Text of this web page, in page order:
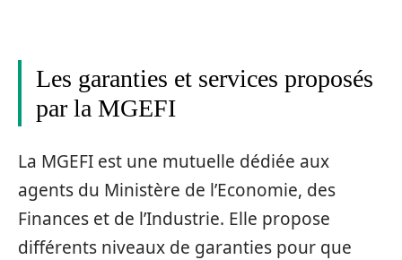
Les garanties et services proposés
par la MGEFI
La MGEFI est une mutuelle dédiée aux
agents du Ministère de l’Economie, des
Finances et de l’Industrie. Elle propose
différents niveaux de garanties pour que